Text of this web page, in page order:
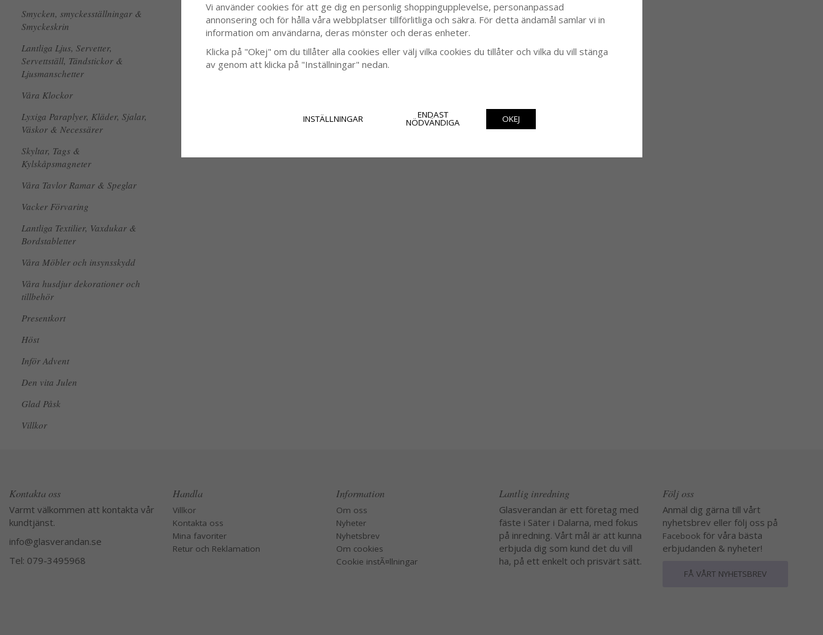
Smycken, smyckesställningar &
Smyckeskrin
Lantliga Ljus, Servetter,
Servettställ, Tändstickor &
Ljusmanschetter
Våra Klockor
Lyxiga Paraplyer, Kläder, Sjalar,
Väskor & Necessärer
Skyltar, Tags &
Kylskåpsmagneter
Våra Tavlor Ramar & Speglar
Vacker Förvaring
Lantliga Textilier, Vaxdukar &
Bordstabletter
Våra Möbler och insynsskydd
Våra husdjur dekorationer och
tillbehör
Presentkort
Höst
Inför Advent
Den vita Julen
Glad Påsk
Villkor
Kontakta oss
Varmt välkommen att kontakta vår
kundtjänst.
info@glasverandan.se
Tel: 079-3495968
Handla
Villkor
Kontakta oss
Mina favoriter
Retur och Reklamation
Information
Om oss
Nyheter
Nyhetsbrev
Om cookies
Cookie instÃ¤llningar
Lantlig inredning
Glasverandan är ett företag med
fäste i Säter i Dalarna, med fokus
på inredning. Vårt mål är att kunna
erbjuda dig som kund det du vill
ha, på ett enkelt och prisvärt sätt.
Följ oss
Anmäl dig gärna till vårt
nyhetsbrev eller följ oss på
Facebook för våra bästa
erbjudanden & nyheter!
FÅ VÅRT NYHETSBREV
Vi använder cookies för att ge dig en personlig shoppingupplevelse, personanpassad
annonsering och för hålla våra webbplatser tillförlitliga och säkra. För detta ändamål samlar vi in
information om användarna, deras mönster och deras enheter.
Klicka på "Okej" om du tillåter alla cookies eller välj vilka cookies du tillåter och vilka du vill stänga
av genom att klicka på "Inställningar" nedan.
INSTÄLLNINGAR ENDAST
NÖDVÄNDIGA OKEJ